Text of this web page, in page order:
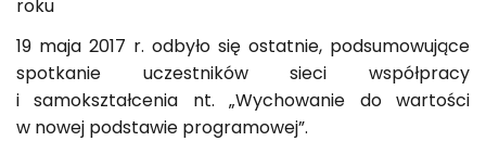
roku
19 maja 2017 r. odbyło się ostatnie, podsumowujące
spotkanie uczestników sieci współpracy
i samokształcenia nt. „Wychowanie do wartości
w nowej podstawie programowej”.